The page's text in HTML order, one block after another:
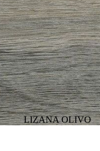
LIZANA OLIVO